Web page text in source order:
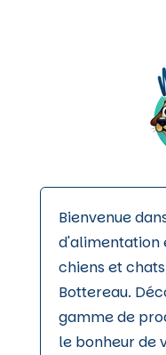
Bienvenue
d'alimentation
chiens et
Bottereau.
gamme de
le bonheur de